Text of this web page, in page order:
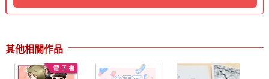
其他相關作品